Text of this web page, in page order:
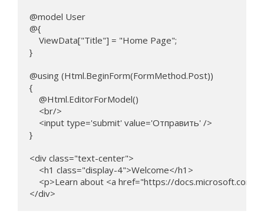
@model User
@{
    ViewData["Title"] = "Home Page";
}
@using (Html.BeginForm(FormMethod.Post))
{
    @Html.EditorForModel()
    <br/>
    <input type='submit' value='Отправить' />
}
<div class="text-center">
    <h1 class="display-4">Welcome</h1>
<p>Learn about <a href="https://
</div>